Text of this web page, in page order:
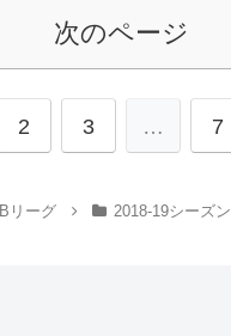
次のページ
2 3 … 7
Bリーグ 2018-19シーズン